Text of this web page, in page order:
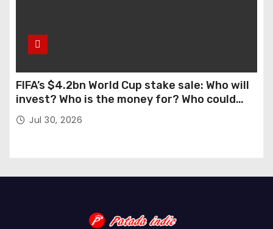
FIFA’s $4.2bn World Cup stake sale: Who will
invest? Who is the money for? Who could
stop this?
Jul 30, 2026